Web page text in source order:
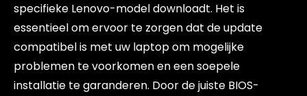
specifieke Lenovo-model downloadt. Het is
essentieel om ervoor te zorgen dat de update
compatibel is met uw laptop om mogelijke
problemen te voorkomen en een soepele
installatie te garanderen. Door de juiste BIOS-